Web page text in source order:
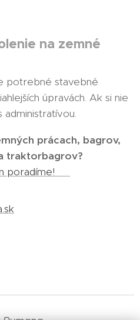
na zemné
potrebné stavebné
úpravách. Ak si nie
prácach, bagrov,
traktorbagrov?
poradíme! ✅